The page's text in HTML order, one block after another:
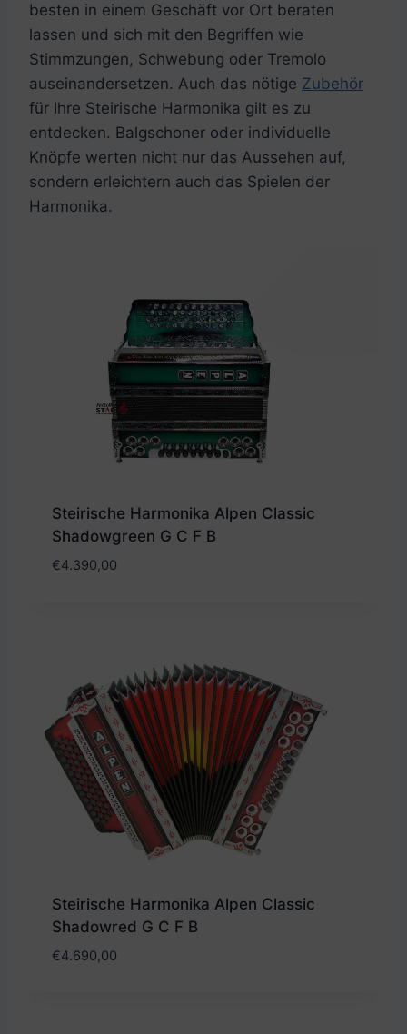
besten in einem Geschäft vor Ort beraten
lassen und sich mit den Begriffen wie
Stimmzungen, Schwebung oder Tremolo
auseinandersetzen. Auch das nötige Zubehör
für Ihre Steirische Harmonika gilt es zu
entdecken. Balgschoner oder individuelle
Knöpfe werten nicht nur das Aussehen auf,
sondern erleichtern auch das Spielen der
Harmonika.
Steirische Harmonika Alpen Classic
Shadowgreen G C F B
€4.390,00
Steirische Harmonika Alpen Classic
Shadowred G C F B
€4.690,00